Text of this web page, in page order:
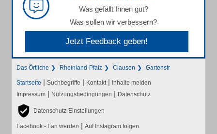
Was gefällt Ihnen gut?
Was sollen wir verbessern?
Jetzt Feedback geben!
Das Örtliche Rheinland-Pfalz Clausen Gartenstr
Startseite | Suchbegriffe | Kontakt | Inhalte melden
Impressum | Nutzungsbedingungen | Datenschutz
Datenschutz-Einstellungen
Facebook - Fan werden | Auf Instagram folgen